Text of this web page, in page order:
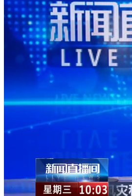
CCTV.节目官网 直播 节目单